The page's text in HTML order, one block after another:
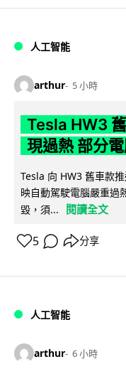
人工智能
arthur 5 小時
Tesla HW3
現過熱 部分
Tesla 向 HW3 舊車款
映自動駕駛電腦嚴重過
毀，須...
閱讀全文
5 分享
人工智能
arthur 6 小時